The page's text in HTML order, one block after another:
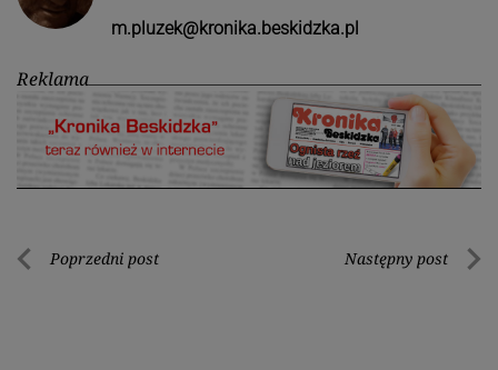
m.pluzek@kronika.beskidzka.pl
Reklama
Nawigacja
Poprzedni post Następny post